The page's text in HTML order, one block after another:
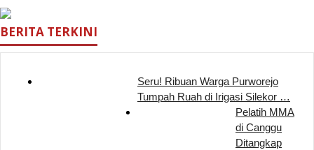
BERITA TERKINI
Seru! Ribuan Warga Purworejo
Tumpah Ruah di Irigasi Silekor …
Pelatih MMA
di Canggu
Ditangkap